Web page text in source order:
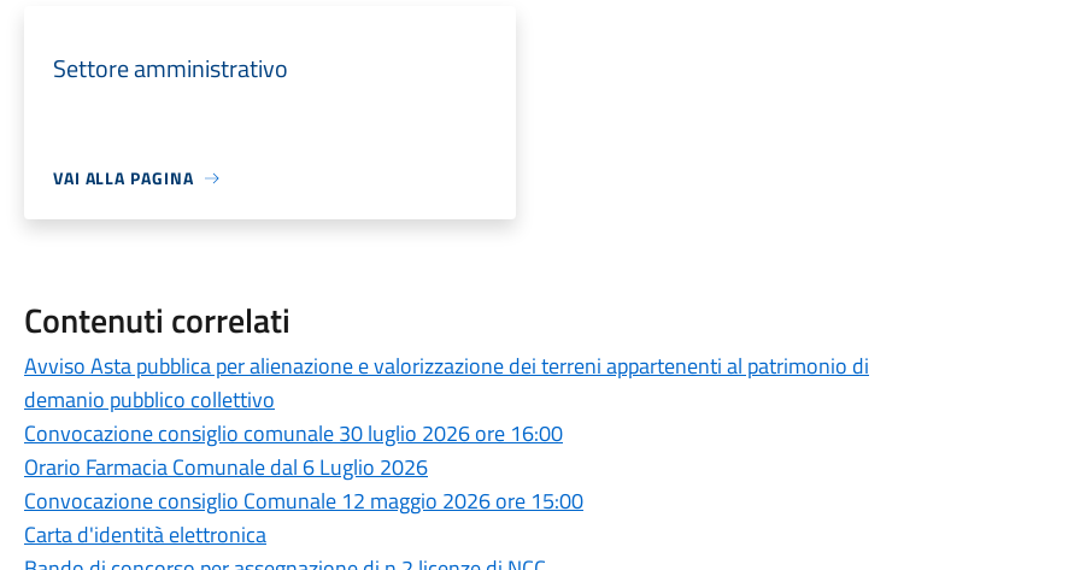
Settore amministrativo
VAI ALLA PAGINA
Contenuti correlati
Avviso Asta pubblica per alienazione e valorizzazione dei terreni appartenenti al patrimonio di
demanio pubblico collettivo
Convocazione consiglio comunale 30 luglio 2026 ore 16:00
Orario Farmacia Comunale dal 6 Luglio 2026
Convocazione consiglio Comunale 12 maggio 2026 ore 15:00
Carta d'identità elettronica